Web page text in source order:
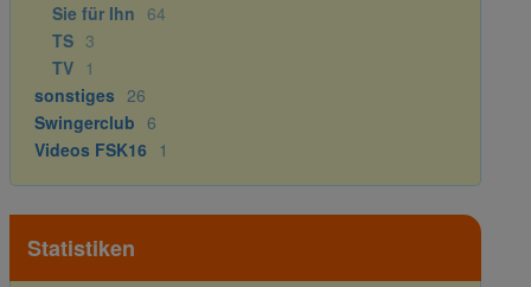
Sie für Ihn 64
TS 3
TV 1
sonstiges 26
Swingerclub 6
Videos FSK16 1
Statistiken